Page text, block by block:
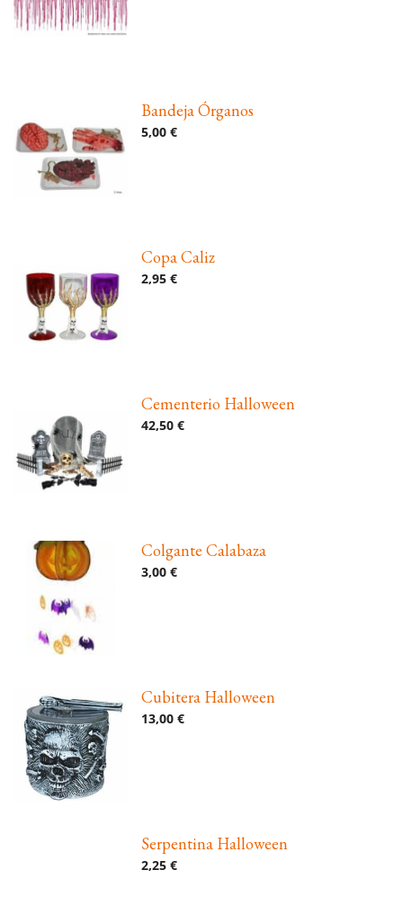
Bandeja Órganos
5,00 €
Copa Caliz
2,95 €
Cementerio Halloween
42,50 €
Colgante Calabaza
3,00 €
Cubitera Halloween
13,00 €
Serpentina Halloween
2,25 €